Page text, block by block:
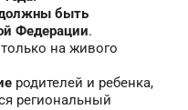
быть
Федерации.
на живого
родителей и ребенка,
региональный